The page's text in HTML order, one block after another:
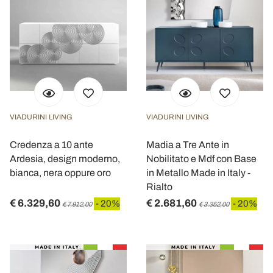
VIADURINI LIVING
Credenza a 10 ante
Ardesia, design moderno,
bianca, nera oppure oro
€ 6.329,60 € 7.912,00 - 20%
VIADURINI LIVING
Madia a Tre Ante in
Nobilitato e Mdf con Base
in Metallo Made in Italy -
Rialto
€ 2.681,60 € 3.352,00 - 20%